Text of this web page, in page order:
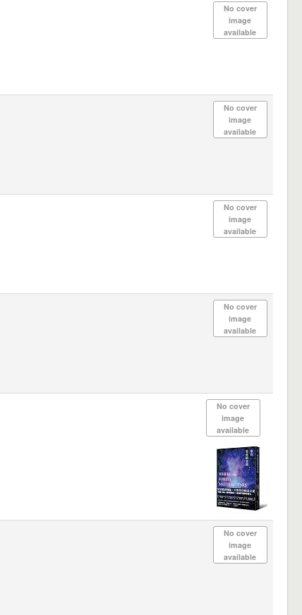
No cover
image
available
No cover
image
available
No cover
image
available
No cover
image
available
No cover
image
available
No cover
image
available